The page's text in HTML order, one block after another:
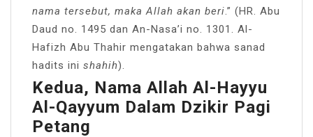
nama tersebut, maka Allah akan beri.” (HR. Abu
Daud no. 1495 dan An-Nasa’i no. 1301. Al-
Hafizh Abu Thahir mengatakan bahwa sanad
hadits ini shahih).
Kedua, Nama Allah Al-Hayyu
Al-Qayyum Dalam Dzikir Pagi
Petang